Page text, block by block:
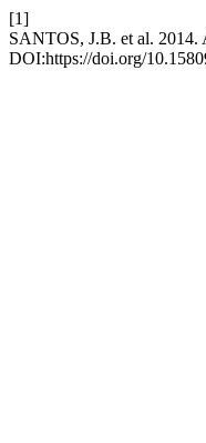
[1]
SANTOS, J.B. et al.
DOI:https://doi.org/